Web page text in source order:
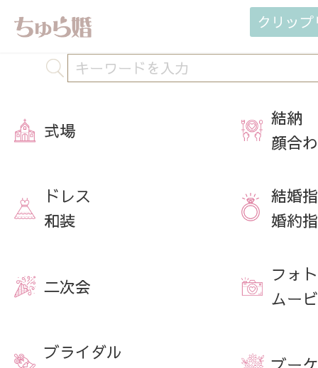
クリッ
式場
結納
顔合
ドレス
和装
結婚
婚約
二次会
フォト
ムー
ブライダル